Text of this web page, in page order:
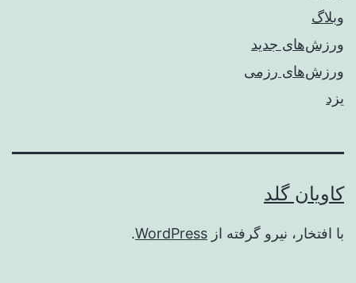
وبلاگ
ورزش‌های جدید
ورزش‌های رزمی
یزد
کاویان گلد
با افتخار، نیرو گرفته از WordPress
.